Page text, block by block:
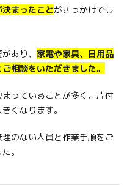
まったことがきっかけでし
あり、 家電や家具、日用品
相談をいただきました。
っていることが多く、片付
くなります。
のない人員と作業手順をご
。